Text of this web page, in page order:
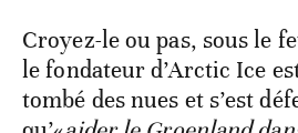
Croyez-le ou pas, sous le
le fondateur d’Arctic Ice
tombé des nues et s’est